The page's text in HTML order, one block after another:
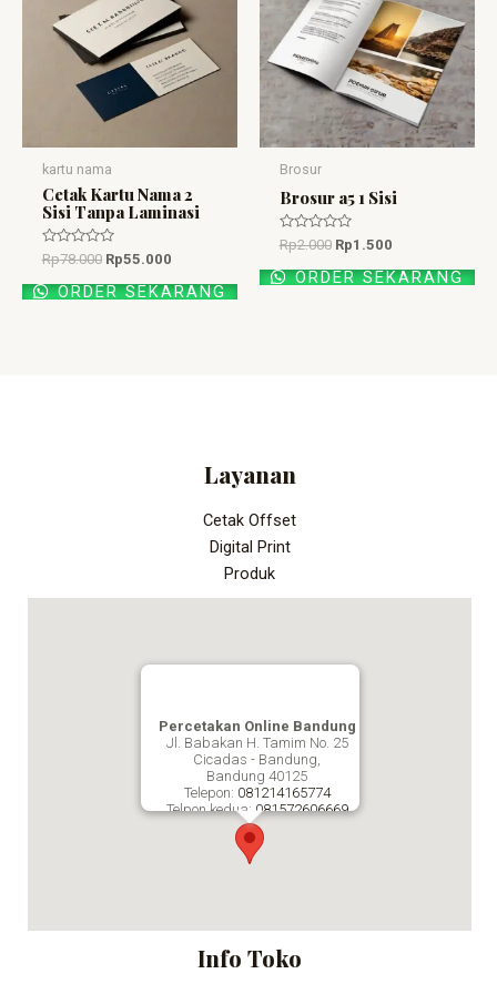
kartu nama
Cetak Kartu Nama 2
Sisi Tanpa Laminasi
Dinilai
0
dari
5
Rp78.000 Rp55.000
Rp55.000.
ORDER SEKARANG
Brosur
Brosur a5 1 Sisi
Dinilai
0
dari
5
Rp2.000 Rp1.500
Rp1.500.
ORDER SEKARANG
Layanan
Cetak Offset
Digital Print
Produk
Percetakan Online Bandung
Jl. Babakan H. Tamim No. 25
Cicadas - Bandung,
Bandung 40125
Telepon: 081214165774
Telpon kedua: 081572606669
Percetakan Online Bandung
Info Toko